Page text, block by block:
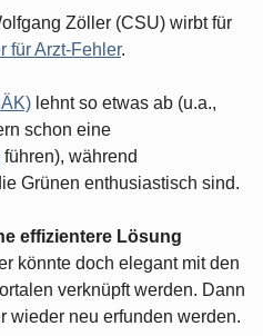
Zöller (CSU) wirbt für
für Arzt-Fehler.
lehnt so etwas ab (u.a.,
schon eine
führen), während
Grünen enthusiastisch sind.
effizientere Lösung
könnte doch elegant mit den
verknüpft werden. Dann
wieder neu erfunden werden.